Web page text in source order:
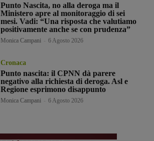
Punto Nascita, no alla deroga ma il
Ministero apre al monitoraggio di sei
mesi. Vadi: “Una risposta che valutiamo
positivamente anche se con prudenza”
Monica Campani 6 Agosto 2026
Cronaca
Punto nascita: il CPNN dà parere
negativo alla richiesta di deroga. Asl e
Regione esprimono disappunto
Monica Campani 6 Agosto 2026